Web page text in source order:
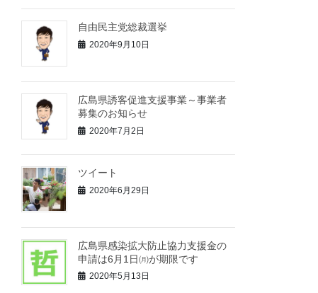
自由民主党総裁選挙
2020年9月10日
広島県誘客促進支援事業～事業者
募集のお知らせ
2020年7月2日
ツイート
2020年6月29日
広島県感染拡大防止協力支援金の
申請は6月1日㈪が期限です
2020年5月13日